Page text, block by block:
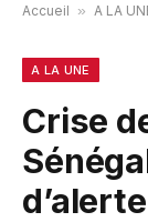
Accueil » A LA
A LA UNE
Crise